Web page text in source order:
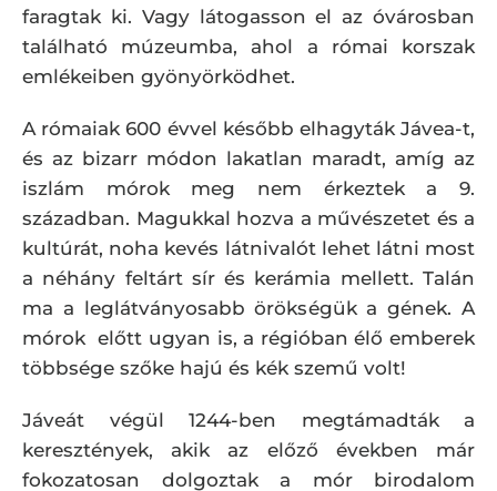
faragtak ki. Vagy látogasson el az óvárosban
található múzeumba, ahol a római korszak
emlékeiben gyönyörködhet.
A rómaiak 600 évvel később elhagyták Jávea-t,
és az bizarr módon lakatlan maradt, amíg az
iszlám mórok meg nem érkeztek a 9.
században. Magukkal hozva a művészetet és a
kultúrát, noha kevés látnivalót lehet látni most
a néhány feltárt sír és kerámia mellett. Talán
ma a leglátványosabb örökségük a gének. A
mórok előtt ugyan is, a régióban élő emberek
többsége szőke hajú és kék szemű volt!
Jáveát végül 1244-ben megtámadták a
keresztények, akik az előző években már
fokozatosan dolgoztak a mór birodalom